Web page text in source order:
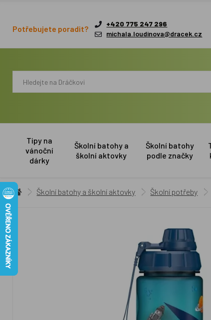
Potřebujete poradit?
+420 775 247 296
michala.loudinova@dracek.cz
Tipy na
vánoční
dárky
Školní batohy a
školní aktovky
Školní batohy
podle značky
Školní batohy a školní aktovky Školní potřeby